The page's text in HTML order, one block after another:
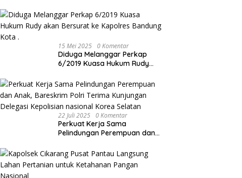
15 Mei 2025 0 Komentar
Diduga Melanggar Perkap
6/2019 Kuasa Hukum Rudy
Bandung Kota .
22 Juli 2025 0 Komentar
Perkuat Kerja Sama
Pelindungan Perempuan dan
Kunjungan Delegasi Kepolisian
nasional Korea Selatan